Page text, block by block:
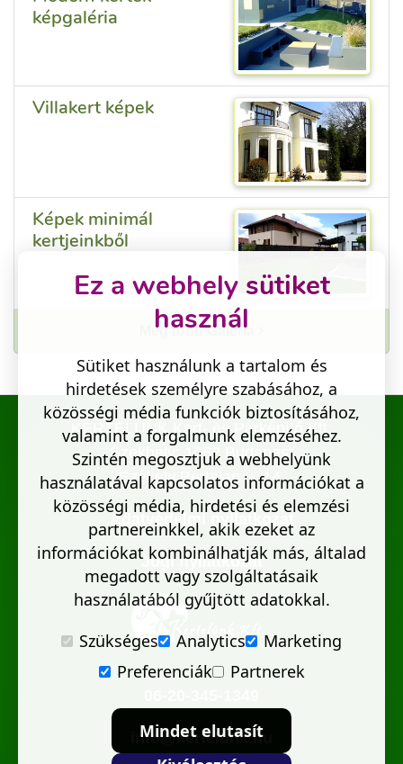
képgaléria
Villakert képek
Képek minimál
kertjeinkből
Még több Galéria
KERTELÜNK Kert- és Parképítő Kft.
Székhely: 1062 Budapest
Székely Bertalan u. 14.
Adatvédelmi nyilatkozat
Jogi nyilatkozat
info@kertelunk.hu
Ez a webhely sütiket
használ
Sütiket használunk a tartalom és
hirdetések személyre szabásához, a
közösségi média funkciók biztosításához,
valamint a forgalmunk elemzéséhez.
Szintén megosztjuk a webhelyünk
használatával kapcsolatos információkat a
közösségi média, hirdetési és elemzési
partnereinkkel, akik ezeket az
információkat kombinálhatják más, általad
megadott vagy szolgáltatásaik
használatából gyűjtött adatokkal.
Szükséges
Analytics
Marketing
Preferenciák
Partnerek
Mindet elutasít